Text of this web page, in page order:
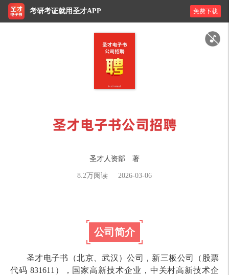
圣才人资部 著
8.2万阅读 2026-03-06
公司简介
圣才电子书（北京、武汉）公司，新三板公司（股票
代码 831611），国家高新技术企业，中关村高新技术企
考研考证就用圣才APP 免费下载